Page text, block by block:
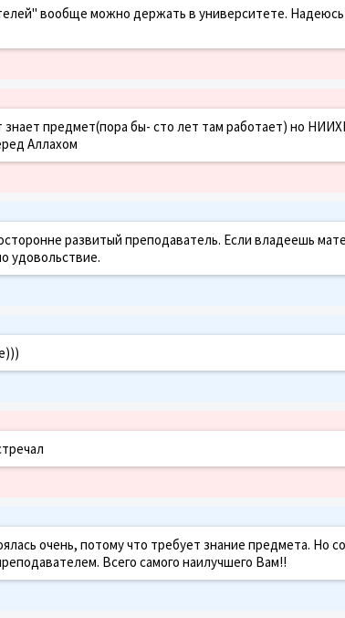
вообще можно держать в университете.
предмет(пора бы- сто лет там работает) но
Аллахом
развитый преподаватель. Если владеешь
удовольствие.
очень, потому что требует знание предмета. Но
Всего самого наилучшего Вам!!